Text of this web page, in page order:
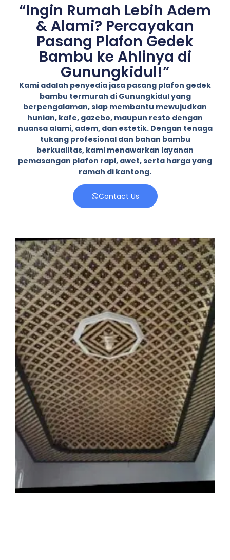
“Ingin Rumah Lebih Adem
& Alami? Percayakan
Pasang Plafon Gedek
Bambu ke Ahlinya di
Gunungkidul!”
Kami adalah penyedia jasa pasang plafon gedek
bambu termurah di Gunungkidul yang
berpengalaman, siap membantu mewujudkan
hunian, kafe, gazebo, maupun resto dengan
nuansa alami, adem, dan estetik. Dengan tenaga
tukang profesional dan bahan bambu
berkualitas, kami menawarkan layanan
pemasangan plafon rapi, awet, serta harga yang
ramah di kantong.
Contact Us